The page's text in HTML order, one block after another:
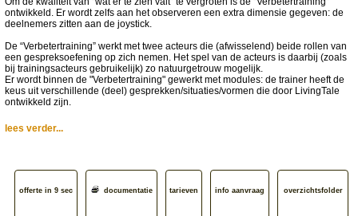
ontwikkeld. Er wordt zelfs aan het observeren een extra dimensie gegeven: de
deelnemers zitten aan de joystick.
De “Verbetertraining” werkt met twee acteurs die (afwisselend) beide rollen van
een gespreksoefening op zich nemen. Het spel van de acteurs is daarbij (zoals
bij trainingsacteurs gebruikelijk) zo natuurgetrouw mogelijk.
Er wordt binnen de "Verbetertraining" gewerkt met modules: de trainer heeft de
keus uit verschillende (deel) gesprekken/situaties/vormen die door LivingTale
ontwikkeld zijn.
lees verder...
offerte in 9 sec documentatie tarieven info aanvraag overzichtsfolder